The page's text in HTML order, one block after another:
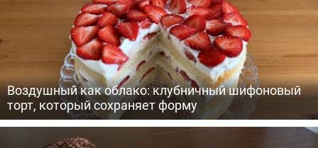
Воздушный как облако: клубничный шифоновый
торт, который сохраняет форму